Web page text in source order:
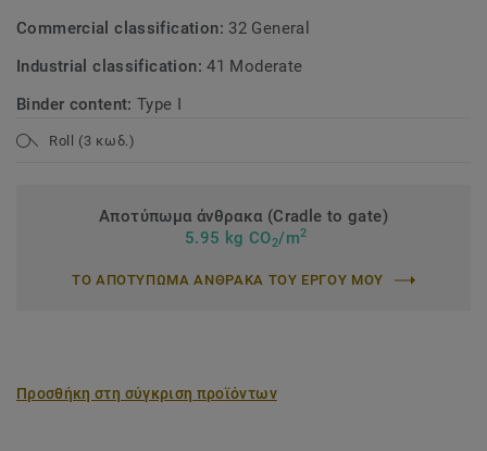
Commercial classification: 32 General
Industrial classification:41 Moderate
Binder content:Type I
Roll (3 κωδ.)
Αποτύπωμα άνθρακα (Cradle to gate)
5.95 kg CO2/m2
ΤΟ ΑΠΟΤΥΠΩΜΑ ΑΝΘΡΑΚΑ ΤΟΥ ΕΡΓΟΥ ΜΟΥ
Προσθήκη στη σύγκριση προϊόντων